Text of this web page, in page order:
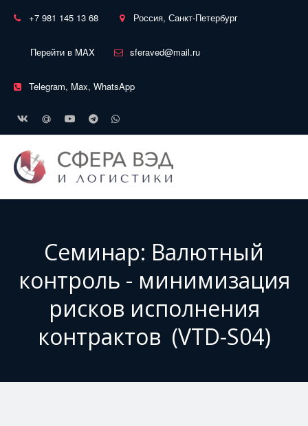
+7 981 145 13 68 Россия, Санкт-Петербург
Перейти в MAX sferaved@mail.ru
Telegram, Max, WhatsApp
Семинар: Валютный
контроль - минимизация
рисков исполнения
контрактов (VTD-S04)